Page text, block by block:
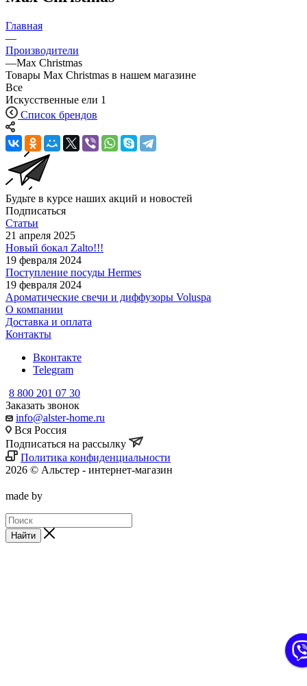
Главная
—
Производители
—Max Christmas
Товары Max Christmas в нашем магазине
Все
Искусственные ели 1
Список брендов
Будьте в курсе наших акций и новостей
Подписаться
Статьи
21 апреля 2025
Новый бокал Zalto!!!
19 февраля 2024
Поступление посуды Hermes
19 февраля 2024
Ароматические свечи и диффузоры Voluspa
О компании
Доставка и оплата
Контакты
Вконтакте
Telegram
8 800 201 07 30
Заказать звонок
info@alster-home.ru
Вся Россия
Подписаться на рассылку
Политика конфиденциальности
2026 © Альстер - интернет-магазин
made by
Найти